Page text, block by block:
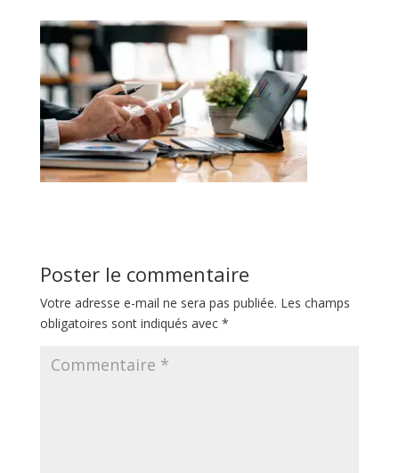
Poster le commentaire
Votre adresse e-mail ne sera pas publiée. Les champs
obligatoires sont indiqués avec *